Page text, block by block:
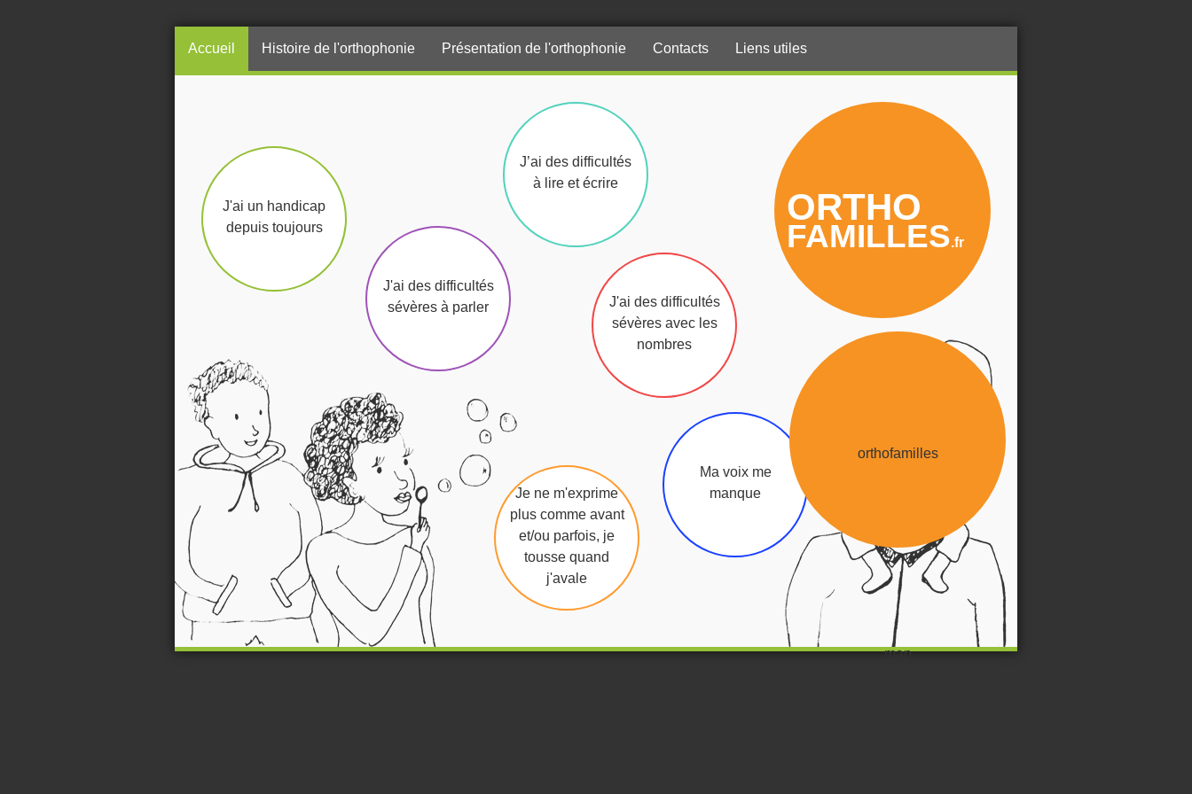
Accueil
Histoire de l'orthophonie Présentation de l'orthophonie Contacts Liens utiles
J'ai des difficultés
sévères à parler
J’ai des difficultés
à lire et écrire
J'ai des difficultés
sévères avec les
nombres
J'ai un handicap
depuis toujours
Je ne m'exprime
plus comme avant
et/ou parfois, je
tousse quand
j'avale
Ma voix me
manque
ORTHO
FAMILLES.fr
orthofamilles
map